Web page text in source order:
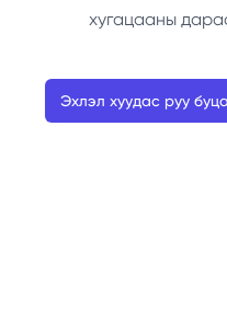
хугацааны
Эхлэл хуудас руу